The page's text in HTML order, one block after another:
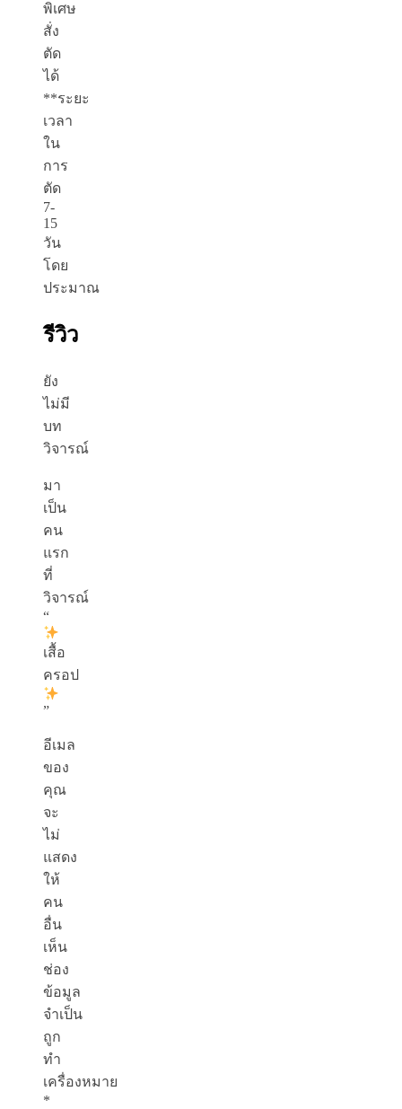
พิเศษ
สั่ง
ตัด
ได้
**ระยะ
เวลา
ใน
การ
ตัด
7-
15
วัน
โดย
ประมาณ
รีวิว
ยัง
ไม่มี
บท
วิจารณ์
มา
เป็น
คน
แรก
ที่
วิจารณ์
“
เสื้อ
ครอป
”
อีเมล
ของ
คุณ
จะ
ไม่
แสดง
ให้
คน
อื่น
เห็น
ช่อง
ข้อมูล
จำเป็น
ถูก
ทำ
เครื่องหมาย
*